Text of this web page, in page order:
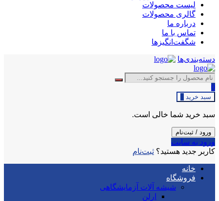
لیست محصولات
گالری محصولات
درباره ما
تماس با ما
شگفت‌انگیزها
دسته‌بندی‌ها
0
سبد خرید
سبد خرید شما خالی است.
ورود / ثبت‌نام
ورود به سایت
کاربر جدید هستید؟ ثبت‌نام
خانه
فروشگاه
شیشه آلات آزمایشگاهی
ارلن